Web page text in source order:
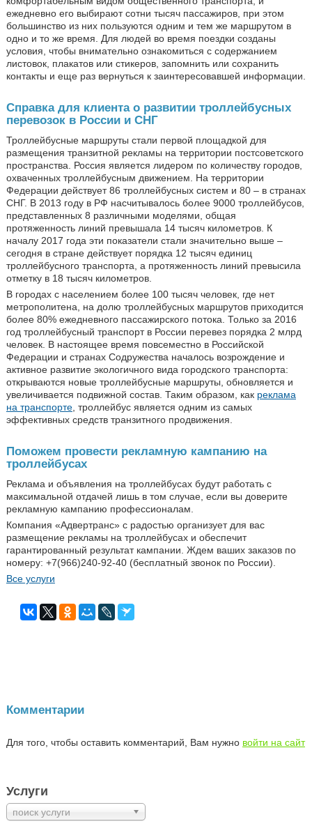
ежедневно его выбирают сотни тысяч пассажиров, при этом
большинство из них пользуются одним и тем же маршрутом в
одно и то же время. Для людей во время поездки созданы
условия, чтобы внимательно ознакомиться с содержанием
листовок, плакатов или стикеров, запомнить или сохранить
контакты и еще раз вернуться к заинтересовавшей информации.
Справка для клиента о развитии троллейбусных
перевозок в России и СНГ
Троллейбусные маршруты стали первой площадкой для
размещения транзитной рекламы на территории постсоветского
пространства. Россия является лидером по количеству городов,
охваченных троллейбусным движением. На территории
Федерации действует 86 троллейбусных систем и 80 – в странах
СНГ. В 2013 году в РФ насчитывалось более 9000 троллейбусов,
представленных 8 различными моделями, общая
протяженность линий превышала 14 тысяч километров. К
началу 2017 года эти показатели стали значительно выше –
сегодня в стране действует порядка 12 тысяч единиц
троллейбусного транспорта, а протяженность линий превысила
отметку в 18 тысяч километров.
В городах с населением более 100 тысяч человек, где нет
метрополитена, на долю троллейбусных маршрутов приходится
более 80% ежедневного пассажирского потока. Только за 2016
год троллейбусный транспорт в России перевез порядка 2 млрд
человек. В настоящее время повсеместно в Российской
Федерации и странах Содружества началось возрождение и
активное развитие экологичного вида городского транспорта:
открываются новые троллейбусные маршруты, обновляется и
увеличивается подвижной состав. Таким образом, как реклама
на транспорте, троллейбус является одним из самых
эффективных средств транзитного продвижения.
Поможем провести рекламную кампанию на
троллейбусах
Реклама и объявления на троллейбусах будут работать с
максимальной отдачей лишь в том случае, если вы доверите
рекламную кампанию профессионалам.
Компания «Адвертранс» с радостью организует для вас
размещение рекламы на троллейбусах и обеспечит
гарантированный результат кампании. Ждем ваших заказов по
номеру: +7(966)240-92-40 (бесплатный звонок по России).
Все услуги
Комментарии
Для того, чтобы оставить комментарий, Вам нужно войти на сайт
Услуги
поиск услуги